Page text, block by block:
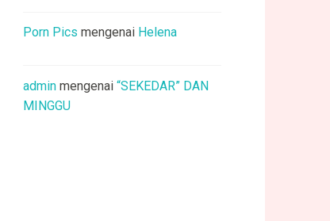
Porn Pics mengenai Helena
admin mengenai “SEKEDAR” DAN
MINGGU